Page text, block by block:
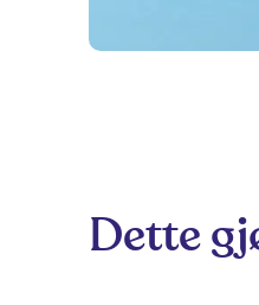
Dette